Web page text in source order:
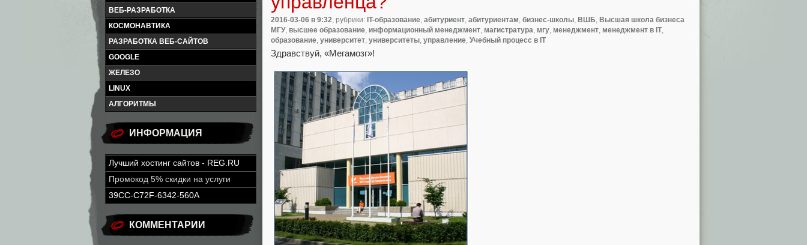
ВЕБ-РАЗРАБОТКА
КОСМОНАВТИКА
РАЗРАБОТКА ВЕБ-САЙТОВ
GOOGLE
ЖЕЛЕЗО
LINUX
АЛГОРИТМЫ
ИНФОРМАЦИЯ
Лучший хостинг сайтов - REG.RU
Промокод 5% скидки на услуги
39CC-C72F-6342-560A
КОММЕНТАРИИ
2016-03-06 в 9:32, рубрики: IT-образование, абитуриент, абитуриентам, бизнес-школы, ВШБ, Высшая школа бизнеса
МГУ, высшее образование, информационный менеджмент, магистратура, мгу, менеджмент, менеджмент в IT,
образование, университет, университеты, управление, Учебный процесс в IT
Здравствуй, «Мегамозг»!